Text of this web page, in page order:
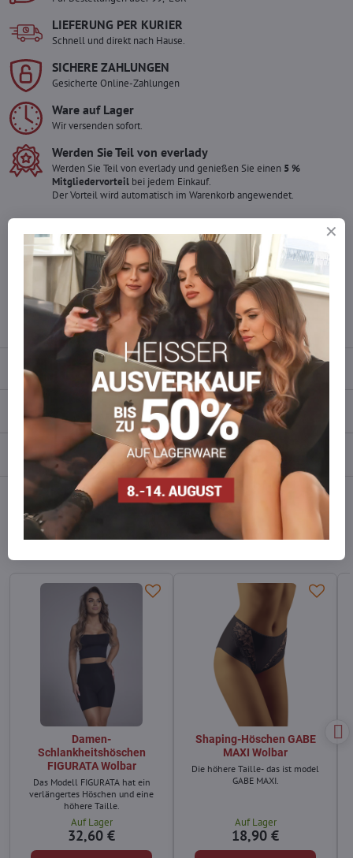
LIEFERUNG PER KURIER
Schnell und direkt nach Hause.
SICHERE ZAHLUNGEN
Gesicherte Online-Zahlungen
Ware auf Lager
Wir versenden sofort.
Werden Sie Teil von everlady
Werden Sie Teil von everlady und genießen Sie einen 5 %
Mitgliedervorteil bei jedem Einkauf.
Der Vorteil wird automatisch im Warenkorb angewendet.
Möchten Sie mehr bestellen ?
Zögern Sie nicht, uns zu kontaktieren, wir füllen die Ware für Sie
info​​@everlady​​.eu
Beschreibung
Bewertungen
Diskussion 0
FacebookTwitter WhatsApp
Damen-
Schlankheitshöschen
FIGURATA Wolbar
Das Modell FIGURATA hat ein
verlängertes Höschen und eine
höhere Taille.
Auf Lager
32,60 €
Shaping-Höschen GABE
MAXI Wolbar
Die höhere Taille- das ist model
GABE MAXI.
Auf Lager
18,90 €